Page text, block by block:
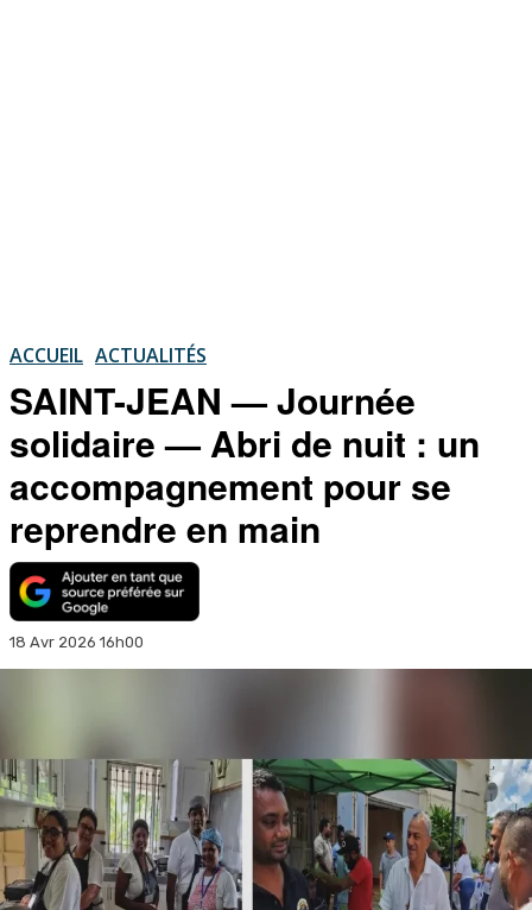
ACCUEIL ACTUALITÉS
SAINT-JEAN — Journée
solidaire — Abri de nuit : un
accompagnement pour se
reprendre en main
18 Avr 2026 16h00